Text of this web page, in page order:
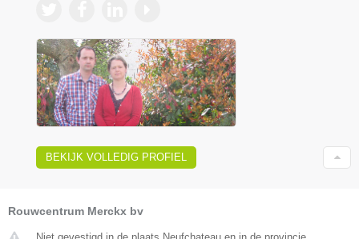
BEKIJK VOLLEDIG PROFIEL
Rouwcentrum Merckx bv